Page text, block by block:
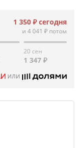
1 350 ₽ сегодня
и 4 041 ₽ потом
20 сен
1 347 ₽
или